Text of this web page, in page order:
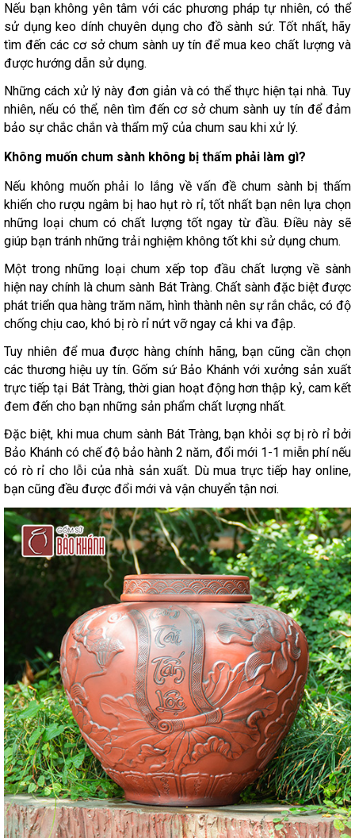
Nếu bạn không yên tâm với các phương pháp tự nhiên, có thể
sử dụng keo dính chuyên dụng cho đồ sành sứ. Tốt nhất, hãy
tìm đến các cơ sở chum sành uy tín để mua keo chất lượng và
được hướng dẫn sử dụng.
Những cách xử lý này đơn giản và có thể thực hiện tại nhà. Tuy
nhiên, nếu có thể, nên tìm đến cơ sở chum sành uy tín để đảm
bảo sự chắc chắn và thẩm mỹ của chum sau khi xử lý.
Không muốn chum sành không bị thấm phải làm gì?
Nếu không muốn phải lo lắng về vấn đề chum sành bị thấm
khiến cho rượu ngâm bị hao hụt rò rỉ, tốt nhất bạn nên lựa chọn
những loại chum có chất lượng tốt ngay từ đầu. Điều này sẽ
giúp bạn tránh những trải nghiệm không tốt khi sử dụng chum.
Một trong những loại chum xếp top đầu chất lượng về sành
hiện nay chính là chum sành Bát Tràng. Chất sành đặc biệt được
phát triển qua hàng trăm năm, hình thành nên sự rắn chắc, có độ
chống chịu cao, khó bị rò rỉ nứt vỡ ngay cả khi va đập.
Tuy nhiên để mua được hàng chính hãng, bạn cũng cần chọn
các thương hiệu uy tín. Gốm sứ Bảo Khánh với xưởng sản xuất
trực tiếp tại Bát Tràng, thời gian hoạt động hơn thập kỷ, cam kết
đem đến cho bạn những sản phẩm chất lượng nhất.
Đặc biệt, khi mua chum sành Bát Tràng, bạn khỏi sợ bị rò rỉ bởi
Bảo Khánh có chế độ bảo hành 2 năm, đổi mới 1-1 miễn phí nếu
có rò rỉ cho lỗi của nhà sản xuất. Dù mua trực tiếp hay online,
bạn cũng đều được đổi mới và vận chuyển tận nơi.